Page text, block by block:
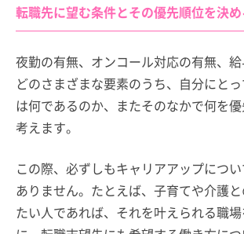
転職先に望む条件とその優先順位を決め
夜勤の有無、オンコール対応の有無、
どのさまざまな要素のうち、自分にと
は何であるのか、またそのなかで何を
考えます。
この際、必ずしもキャリアアップにつ
ありません。たとえば、子育てや介護
たい人であれば、それを叶えられる職